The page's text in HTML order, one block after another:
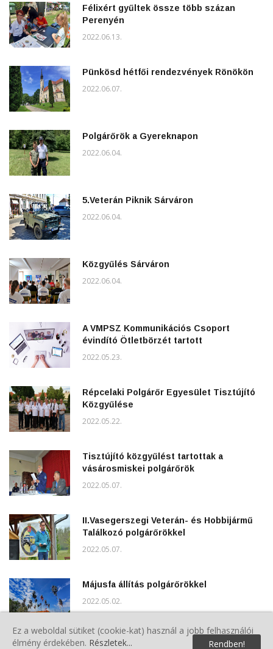
Félixért gyűltek össze több százan
Perenyén
2022.06.13.
Pünkösd hétfői rendezvények Rönökön
2022.06.07.
Polgárőrök a Gyereknapon
2022.06.04.
5.Veterán Piknik Sárváron
2022.06.04.
Közgyűlés Sárváron
2022.06.04.
A VMPSZ Kommunikációs Csoport
évindító Ötletbörzét tartott
2022.05.23.
Répcelaki Polgárőr Egyesület Tisztújító
Közgyűlése
2022.05.22.
Tisztújító közgyűlést tartottak a
vásárosmiskei polgárőrök
2022.05.07.
II.Vasegerszegi Veterán- és Hobbijármű
Találkozó polgárőrökkel
2022.05.07.
Májusfa állítás polgárőrökkel
2022.05.02.
Ez a weboldal sütiket (cookie-kat) használ a jobb felhasználói
élmény érdekében. Részletek... Rendben!